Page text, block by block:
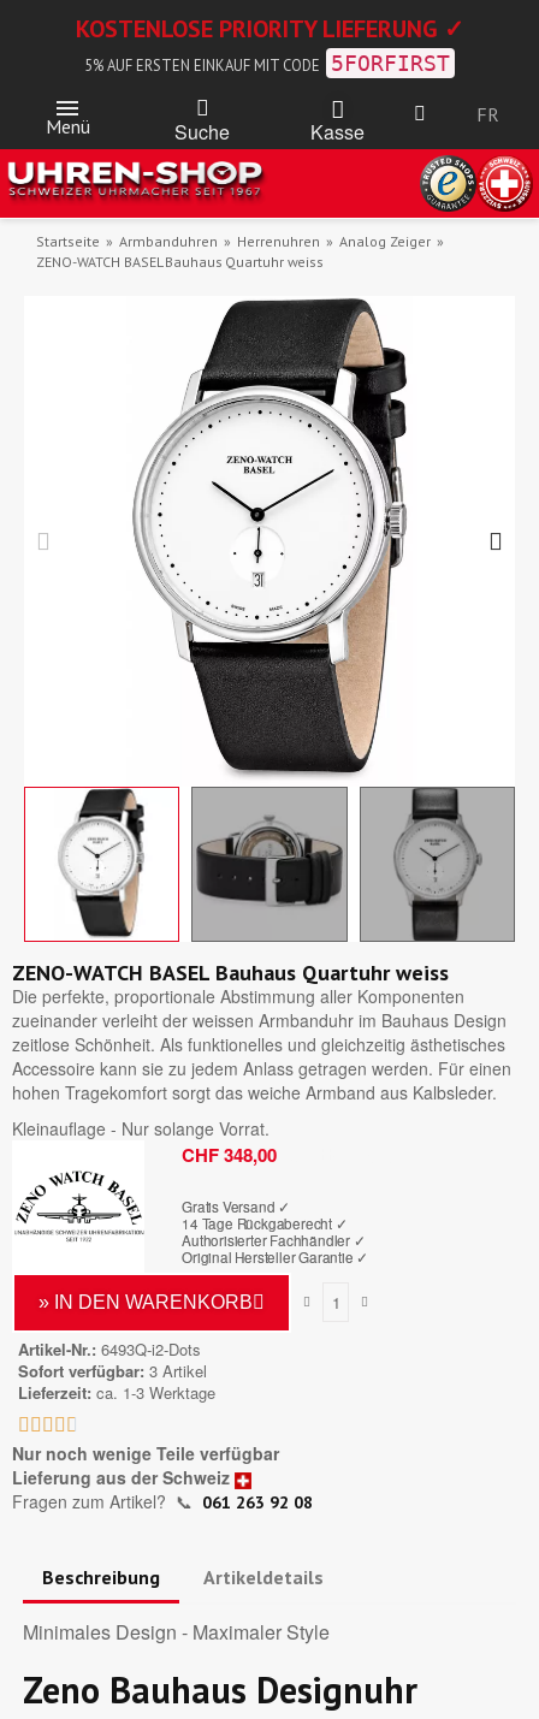
KOSTENLOSE PRIORITY LIEFERUNG ✓
5% AUF ERSTEN EINKAUF MIT CODE 5FORFIRST
Menü Suche Kasse
FR
Startseite Armbanduhren Herrenuhren
Analog Zeiger
ZENO-WATCH BASEL Bauhaus Quartuhr weiss
ZENO-WATCH BASEL Bauhaus Quartuhr weiss
Die perfekte, proportionale Abstimmung aller Komponenten
zueinander verleiht der weissen Armbanduhr im Bauhaus Design
zeitlose Schönheit. Als funktionelles und gleichzeitig ästhetisches
Accessoire kann sie zu jedem Anlass getragen werden. Für einen
hohen Tragekomfort sorgt das weiche Armband aus Kalbsleder.
Kleinauflage - Nur solange Vorrat.
CHF 348,00
Gratis Versand ✓
14 Tage Rückgaberecht ✓
Authorisierter Fachhändler ✓
Original Hersteller Garantie ✓
» IN DEN WARENKORB
Artikel-Nr. 6493Q-i2-Dots
Sofort verfügbar 3 Artikel
Lieferzeit ca. 1-3 Werktage
    
Nur noch wenige Teile verfügbar
Lieferung aus der Schweiz
Fragen zum Artikel? 📞 061 263 92 08
Beschreibung Artikeldetails
Minimales Design - Maximaler Style
Zeno Bauhaus Designuhr